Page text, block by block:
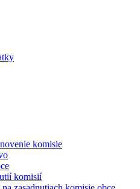
komisie
komisií